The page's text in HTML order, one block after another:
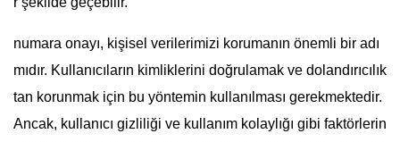
numara onayı, kişisel verilerimizi korumanın önemli bir adı
mıdır. Kullanıcıların kimliklerini doğrulamak ve dolandırıcılık
tan korunmak için bu yöntemin kullanılması gerekmektedir.
Ancak, kullanıcı gizliliği ve kullanım kolaylığı gibi faktörlerin